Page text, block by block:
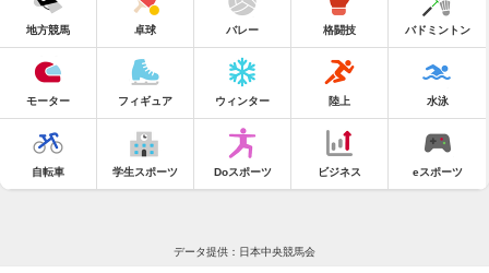
地方競馬 卓球 バレー 格闘技 バドミントン
モーター フィギュア ウィンター 陸上 水泳
自転車 学生スポーツ Doスポーツ ビジネス eスポーツ
データ提供：日本中央競馬会